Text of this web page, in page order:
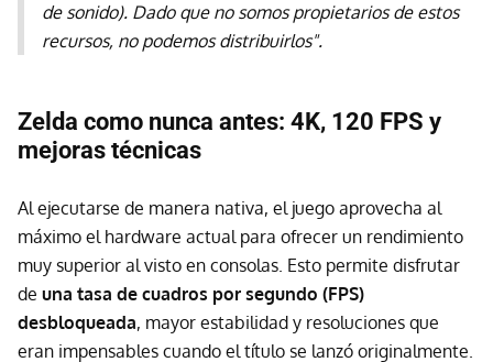
de sonido). Dado que no somos propietarios de estos
recursos, no podemos distribuirlos".
Zelda como nunca antes: 4K, 120 FPS y
mejoras técnicas
Al ejecutarse de manera nativa, el juego aprovecha al
máximo el hardware actual para ofrecer un rendimiento
muy superior al visto en consolas. Esto permite disfrutar
de una tasa de cuadros por segundo (FPS)
desbloqueada, mayor estabilidad y resoluciones que
eran impensables cuando el título se lanzó originalmente.